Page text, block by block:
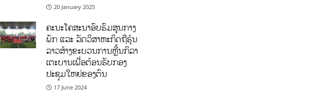
20 January 2025
ຄະນະໂຄສະນາອົບຮົມສູນກາງ
ພັກ ແລະ ລັດວິສາຫະກິດຖືຮຸ້ນ
ລາວສ້າງຂະບວນການຫຼີ້ນກິລາ
ເຕະບານເພື່ອຕ້ອນຮັບກອງ
ປະຊຸມໃຫຍ່ຂອງຕົນ
17 June 2024